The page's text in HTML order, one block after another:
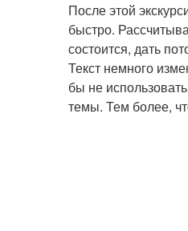
После этой
быстро.
состоится, дать
Текст немного
бы не
темы. Тем более,